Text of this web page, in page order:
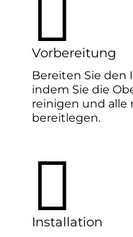
Vorbereitung
Bereiten Sie den
indem Sie die
reinigen und alle
bereitlegen.

Installation